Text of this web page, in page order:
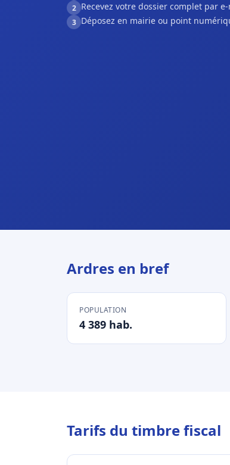
2 Recevez votre dossier complet par
3 Déposez en mairie ou point
Ardres en bref
POPULATION
4 389 hab.
Tarifs du timbre fiscal